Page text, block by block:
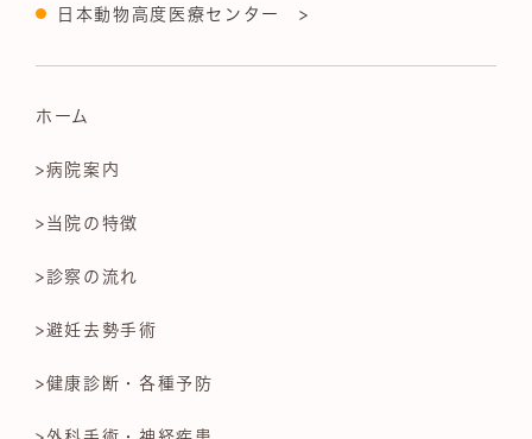
日本動物高度医療センター >
ホーム
>病院案内
>当院の特徴
>診察の流れ
>避妊去勢手術
>健康診断・各種予防